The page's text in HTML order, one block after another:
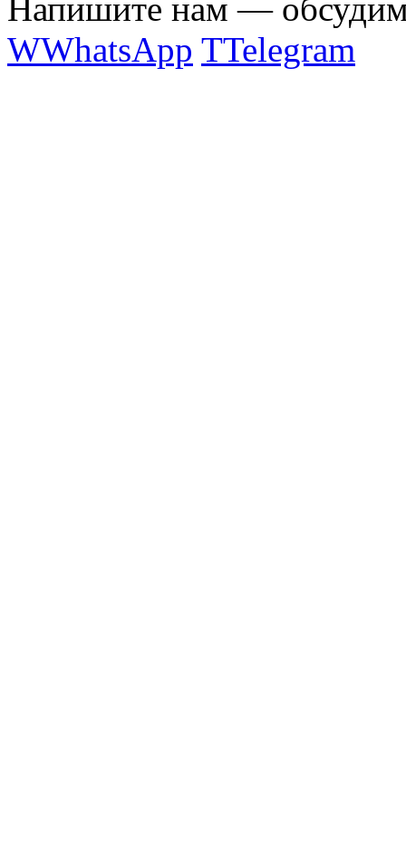
Напишите нам —
WWhatsApp TTelegram